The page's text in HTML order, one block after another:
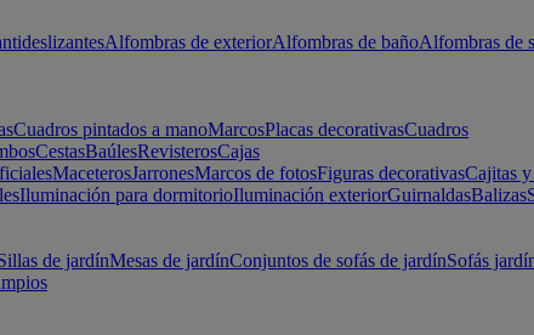
Alfombras de exteriorAlfombras de bañoAlfombras de
Cuadros pintados a manoMarcosPlacas decorativasCuadros
CestasBaúlesRevisterosCajas
MaceterosJarronesMarcos de fotosFiguras decorativasCajitas
Iluminación para dormitorioIluminación exteriorGuirnaldasBalizas
de jardínMesas de jardínConjuntos de sofás de jardínSofás